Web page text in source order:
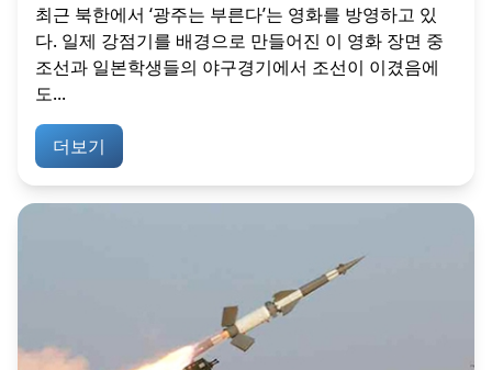
최근 북한에서 ‘광주는 부른다’는 영화를 방영하고 있
다. 일제 강점기를 배경으로 만들어진 이 영화 장면 중
조선과 일본학생들의 야구경기에서 조선이 이겼음에
도...
더보기